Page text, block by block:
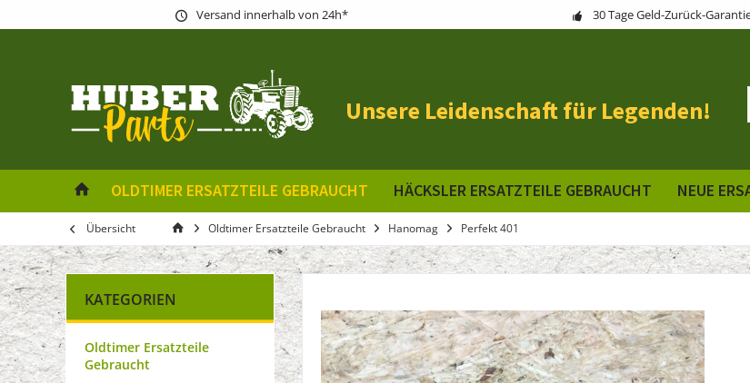
Versand innerhalb von 24h* 30 Tage Geld-Zurück-
Unsere Leidenschaft für Legenden!
OLDTIMER ERSATZTEILE GEBRAUCHT HÄCKSLER ERSATZTEILE GEBRAUCHT NEUE
Übersicht Oldtimer Ersatzteile Gebraucht Hanomag Perfekt 401
KATEGORIEN
Oldtimer Ersatzteile
Gebraucht